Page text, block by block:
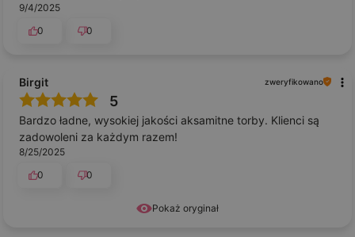
9/4/2025
0
0
Pokaż oryginał
Birgit zweryfikowano
5
Bardzo ładne, wysokiej jakości aksamitne torby. Klienci są
zadowoleni za każdym razem!
8/25/2025
0
0